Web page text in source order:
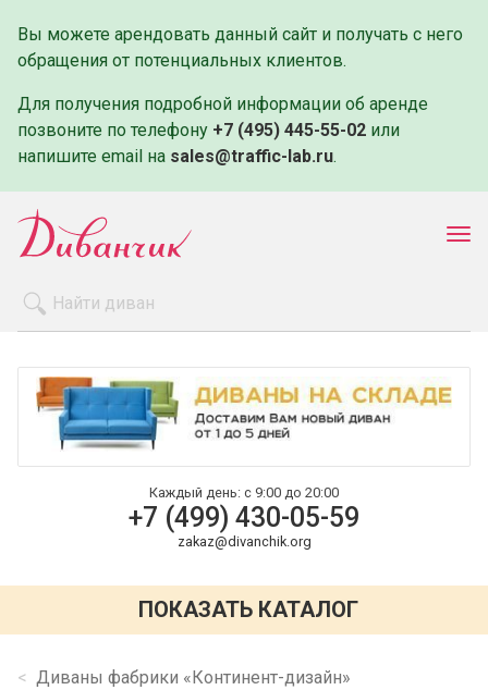
Вы можете арендовать данный сайт и получать с него
обращения от потенциальных клиентов.
Для получения подробной информации об аренде
позвоните по телефону +7 (495) 445-55-02 или
напишите email на sales@traffic-lab.ru.
Оплата и доставка
Контакты
Каждый день: с 9:00 до 20:00
+7 (499) 430-05-59
zakaz@divanchik.org
ПОКАЗАТЬ КАТАЛОГ
Диваны фабрики «Континент-дизайн»